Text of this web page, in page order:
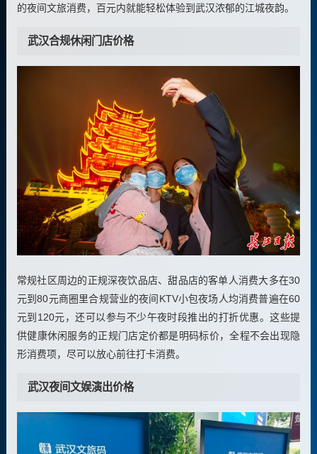
的夜间文旅消费，百元内就能轻松体验到武汉浓郁的江城夜韵。
武汉合规休闲门店价格
常规社区周边的正规深夜饮品店、甜品店的客单人消费大多在30
元到80元商圈里合规营业的夜间KTV小包夜场人均消费普遍在60
元到120元，还可以参与不少午夜时段推出的打折优惠。这些提
供健康休闲服务的正规门店定价都是明码标价，全程不会出现隐
形消费项，尽可以放心前往打卡消费。
武汉夜间文娱演出价格